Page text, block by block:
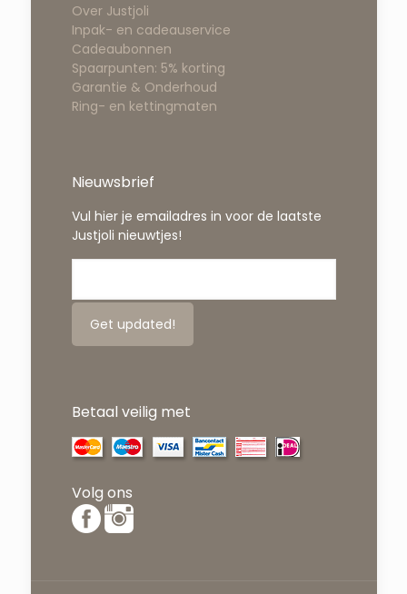
Over Justjoli
Inpak- en cadeauservice
Cadeaubonnen
Spaarpunten: 5% korting
Garantie & Onderhoud
Ring- en kettingmaten
Nieuwsbrief
Vul hier je emailadres in voor de laatste
Justjoli nieuwtjes!
Betaal veilig met
Volg ons